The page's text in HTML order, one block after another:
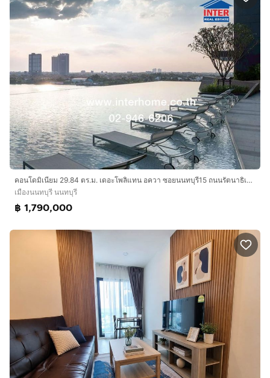
คอนโดมิเนียม 29.84 ตร.ม. เดอะโพลิแทน อควา ซอยนนทบุรี15 ถนนรัตนาธิเบศร์ ถนนนนทบุรี เมืองนนทบุรี นนทบุรี
เมืองนนทบุรี นนทบุรี
฿ 1,790,000